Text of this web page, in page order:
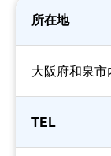
所在地
大阪府和泉
TEL